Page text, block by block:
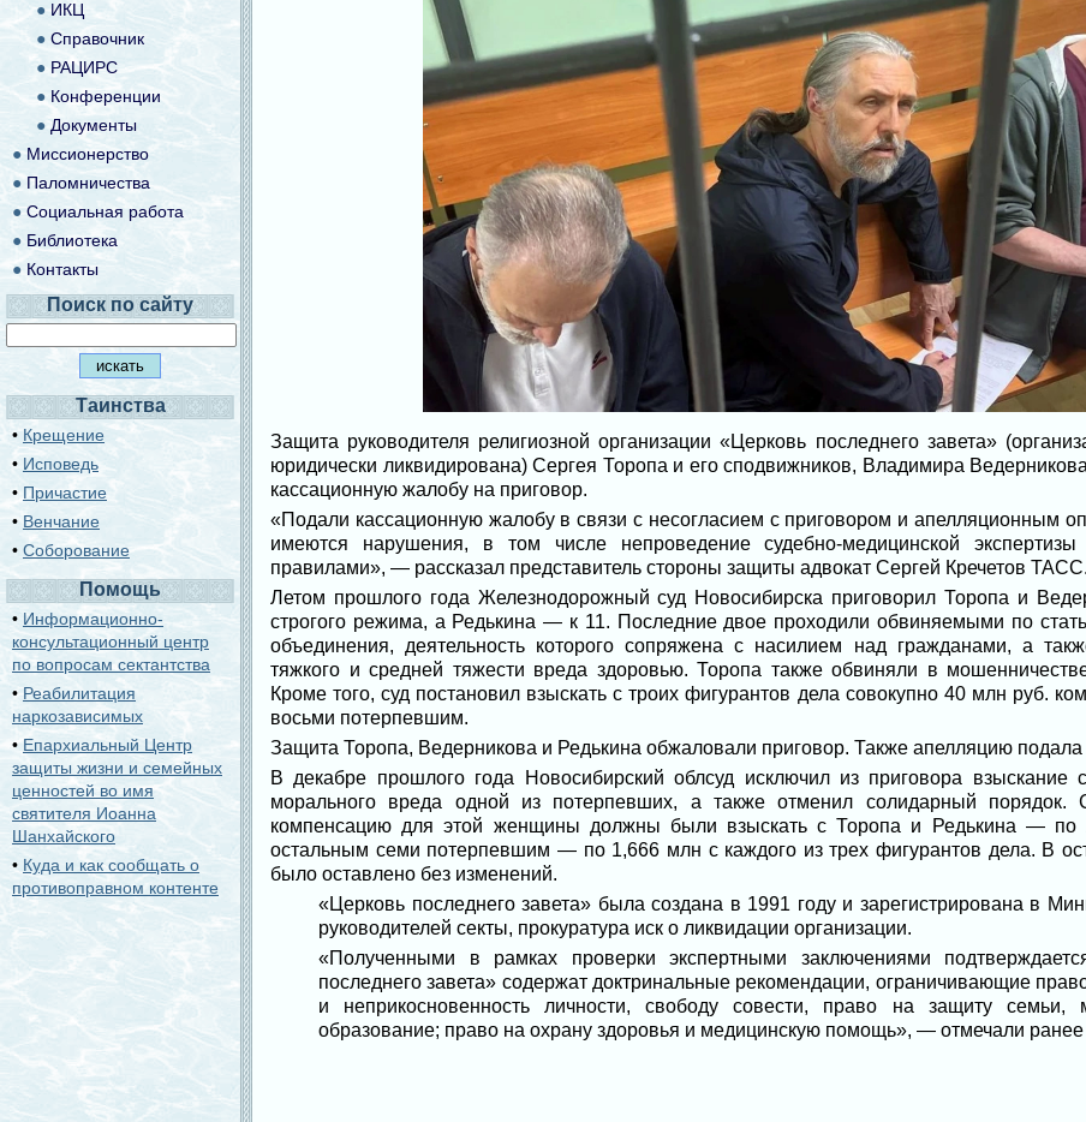
Защита руководителя религиозной организации «Церковь последнего завета»
юридически ликвидирована) Сергея Торопа и его сподвижников, Владимира
кассационную жалобу на приговор.
«Подали кассационную жалобу в связи с несогласием с приговором и апелляционным
имеются нарушения, в том числе непроведение судебно-медицинской
правилами», — рассказал представитель стороны защиты адвокат Сергей Кречетов ТАСС.
Летом прошлого года Железнодорожный суд Новосибирска приговорил Торопа и
строгого режима, а Редькина — к 11. Последние двое проходили обвиняемыми по
объединения, деятельность которого сопряжена с насилием над гражданами, а
тяжкого и средней тяжести вреда здоровью. Торопа также обвиняли в
Кроме того, суд постановил взыскать с троих фигурантов дела совокупно 40 млн руб.
восьми потерпевшим.
Защита Торопа, Ведерникова и Редькина обжаловали приговор. Также апелляцию подала
В декабре прошлого года Новосибирский облсуд исключил из приговора взыскание
морального вреда одной из потерпевших, а также отменил солидарный порядок.
компенсацию для этой женщины должны были взыскать с Торопа и Редькина —
остальным семи потерпевшим — по 1,666 млн с каждого из трех фигурантов дела. В
было оставлено без изменений.
«Церковь последнего завета» была создана в 1991 году и зарегистрирована в
руководителей секты, прокуратура иск о ликвидации организации.
«Полученными в рамках проверки экспертными заключениями
последнего завета» содержат доктринальные рекомендации, ограничивающие
и неприкосновенность личности, свободу совести, право на защиту семьи,
образование; право на охрану здоровья и медицинскую помощь», — отмечали ранее
●ИКЦ
● Справочник
● РАЦИРС
● Конференции
● Документы
●Миссионерство
● Паломничества
●Социальная работа
● Библиотека
● Контакты
Поиск по сайту
Таинства
• Крещение
• Исповедь
• Причастие
• Венчание
• Соборование
Помощь
• Информационно-
консультационный центр
по вопросам сектантства
•Реабилитация
наркозависимых
•Епархиальный Центр
защиты жизни и семейных
ценностей во имя
святителя Иоанна
Шанхайского
• Куда и как сообщать о
противоправном контенте